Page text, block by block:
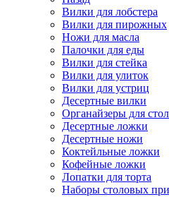
Вилки для лобстера
Вилки для пирожных
Ножи для масла
Палочки для еды
Вилки для стейка
Вилки для улиток
Вилки для устриц
Десертные вилки
Органайзеры для
Десертные ложки
Десертные ножи
Коктейльные ложки
Кофейные ложки
Лопатки для торта
Наборы столовых